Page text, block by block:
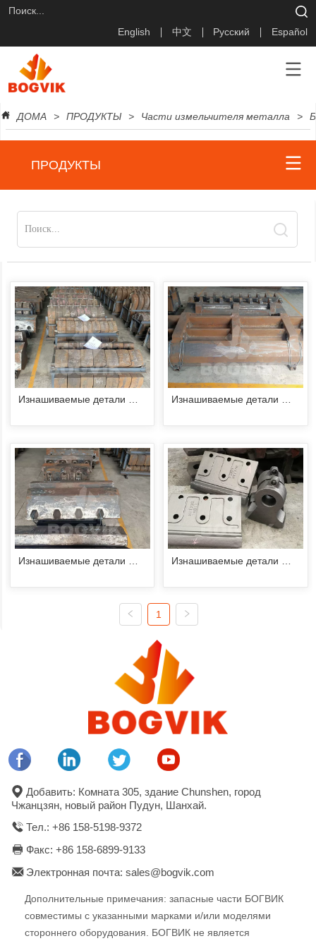
English 中文 Русский Español
ДОМА > ПРОДУКТЫ > Части измельчителя металла >
ПРОДУКТЫ
Изнашиваемые детали
Изнашиваемые детали
Изнашиваемые детали
Изнашиваемые детали
1
Добавить: Комната 305, здание Chunshen, город
Чжанцзян, новый район Пудун, Шанхай.
Тел.: +86 158-5198-9372
Факс: +86 158-6899-9133
Электронная почта: sales@bogvik.com
Дополнительные примечания: запасные части БОГВИК
совместимы с указанными марками и/или моделями
стороннего оборудования. БОГВИК не является